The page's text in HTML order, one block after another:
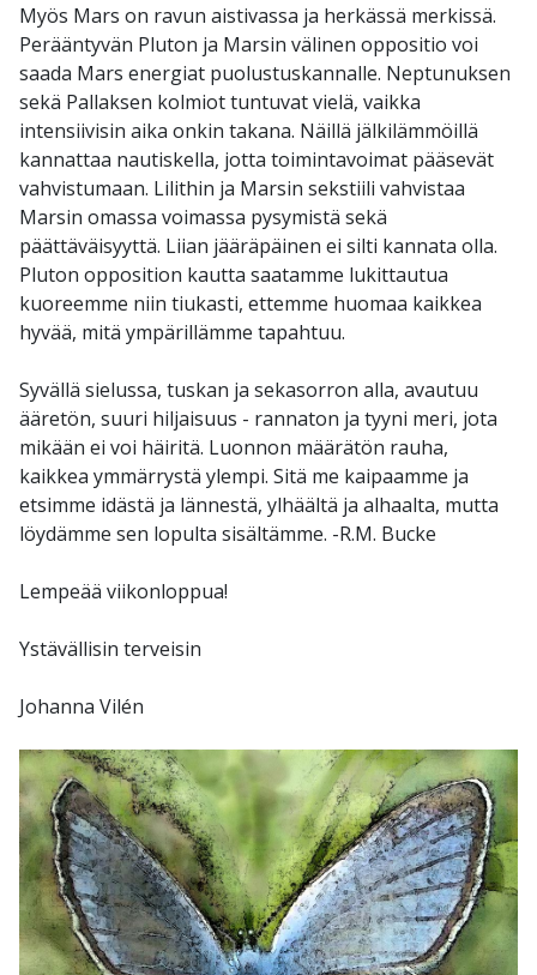
Myös Mars on ravun aistivassa ja herkässä merkissä.
Perääntyvän Pluton ja Marsin välinen oppositio voi
saada Mars energiat puolustuskannalle. Neptunuksen
sekä Pallaksen kolmiot tuntuvat vielä, vaikka
intensiivisin aika onkin takana. Näillä jälkilämmöillä
kannattaa nautiskella, jotta toimintavoimat pääsevät
vahvistumaan. Lilithin ja Marsin sekstiili vahvistaa
Marsin omassa voimassa pysymistä sekä
päättäväisyyttä. Liian jääräpäinen ei silti kannata olla.
Pluton opposition kautta saatamme lukittautua
kuoreemme niin tiukasti, ettemme huomaa kaikkea
hyvää, mitä ympärillämme tapahtuu.
Syvällä sielussa, tuskan ja sekasorron alla, avautuu
ääretön, suuri hiljaisuus - rannaton ja tyyni meri, jota
mikään ei voi häiritä. Luonnon määrätön rauha,
kaikkea ymmärrystä ylempi. Sitä me kaipaamme ja
etsimme idästä ja lännestä, ylhäältä ja alhaalta, mutta
löydämme sen lopulta sisältämme. -R.M. Bucke
Lempeää viikonloppua!
Ystävällisin terveisin
Johanna Vilén